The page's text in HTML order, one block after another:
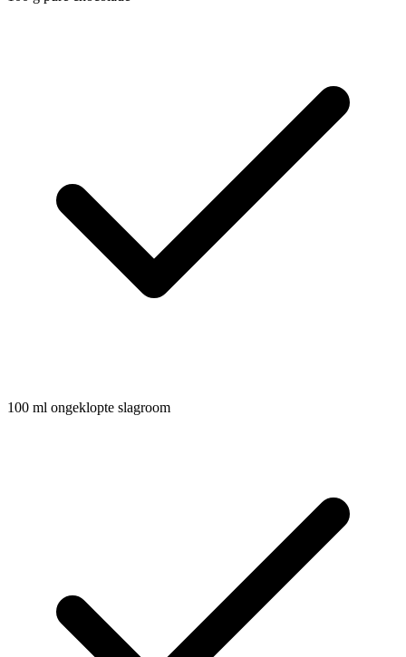
100 ml ongeklopte slagroom